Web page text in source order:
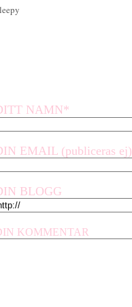
NAMN*
EMAIL (publiceras ej)
BLOGG
KOMMENTAR